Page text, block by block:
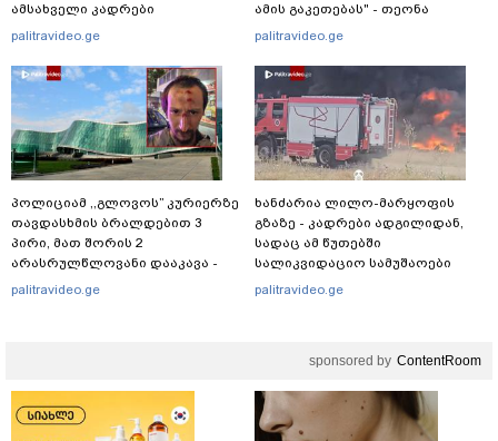
ამსახველი კადრები
ტაილანდიდან მედიაში
palitravideo.ge
პოლიციამ ,,გლოვოს” კურიერზე
თავდასხმის ბრალდებით 3
პირი, მათ შორის 2
არასრულწლოვანი დააკავა -
შსს ინფორმაციას ავრცელებს
palitravideo.ge
ამის გაკეთებას" - თეონა
კონტრიძე მეუღლეს ემოციურ
palitravideo.ge
ხანძარია ლილო-მარყოფის
გზაზე - კადრები ადგილიდან,
სადაც ამ წუთებში
სალიკვიდაციო სამუშაოები
მიმდინარეობს
palitravideo.ge
sponsored by ContentRoom